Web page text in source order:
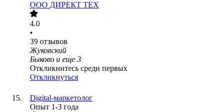
ООО ДИРЕКТ ТЕХ
4.0
•
39 отзывов
Жуковский
Быково и еще 3
Откликнитесь среди первых
Откликнуться
Digital-маркетолог
Опыт 1-3 года